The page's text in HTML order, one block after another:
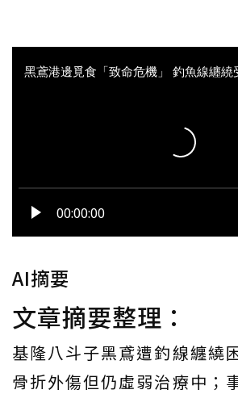
AI摘要
文章摘要整理：
基隆八斗子黑鳶遭釣線纏繞
骨折外傷但仍虛弱治療中；